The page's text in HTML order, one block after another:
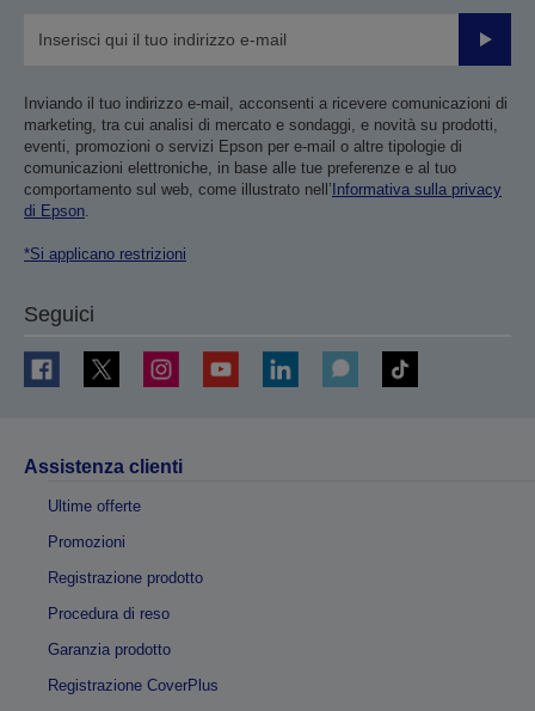
Invia
Inviando il tuo indirizzo e-mail, acconsenti a ricevere comunicazioni di
marketing, tra cui analisi di mercato e sondaggi, e novità su prodotti,
eventi, promozioni o servizi Epson per e-mail o altre tipologie di
comunicazioni elettroniche, in base alle tue preferenze e al tuo
comportamento sul web, come illustrato nell’ Informativa sulla privacy
di Epson.
*Si applicano restrizioni
Seguici
Assistenza clienti
Ultime offerte
Promozioni
Registrazione prodotto
Procedura di reso
Garanzia prodotto
Registrazione CoverPlus